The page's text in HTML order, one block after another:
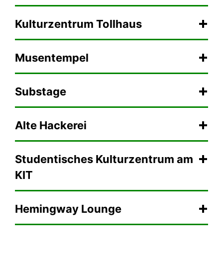
Kulturzentrum Tollhaus
Musentempel
Substage
Alte Hackerei
Studentisches Kulturzentrum am
KIT
Hemingway Lounge